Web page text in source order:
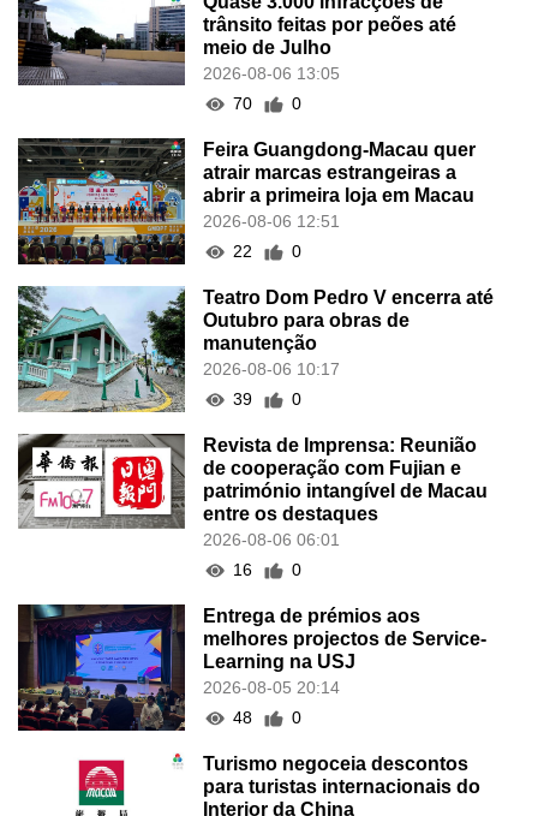
trânsito feitas por peões até
meio de Julho
2026-08-06 13:05
70
0
Feira Guangdong-Macau quer
atrair marcas estrangeiras a
abrir a primeira loja em Macau
2026-08-06 12:51
22
0
Teatro Dom Pedro V encerra até
Outubro para obras de
manutenção
2026-08-06 10:17
39
0
Revista de Imprensa: Reunião
de cooperação com Fujian e
património intangível de Macau
entre os destaques
2026-08-06 06:01
16
0
Entrega de prémios aos
melhores projectos de Service-
Learning na USJ
2026-08-05 20:14
48
0
Turismo negoceia descontos
para turistas internacionais do
Interior da China